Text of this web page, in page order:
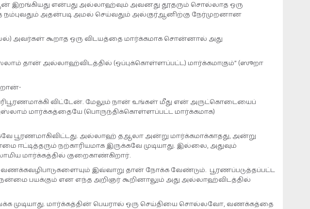
இறங்கியது என்பது அல்லாஹ்வும் அவனது தூதரும் சொல்லாத ஒரு
நம்புவதும் அதன்படி அமல் செய்வதும் அல்குர்ஆனிற்கு நேர்முறனான
அவர்கள் கூறாத ஒரு விடயத்தை மார்க்கமாக சொன்னால் அது
தான் அல்லாஹ்விடத்தில் (ஒப்புக்கொள்ளப்பட்ட) மார்க்கமாகும்” (ஸூறா
விட்டேன். மேலும் நான் உங்கள் மீது என் அருட்கொடையைப்
மார்க்கத்தையே (பொருந்திக்கொள்ளப்பட்ட மார்க்கமாக)
பூரணமாகிவிட்டது. அல்லாஹ் தஆலா அன்று மார்க்கமாக்காதது, அன்று
நற்காரியமாக இருக்கவே முடியாது. இல்லை, அதுவும்
மார்க்கத்தில் குறைகாண்கிறார்.
இவ்வாறு தான் நோக்க வேண்டும். பூரணப்படுத்தப்பட்ட
நன்மை பயக்கும் என எந்த அறிஞர் கூறினாலும் அது அல்லாஹ்விடத்தில்
முடியாது. மார்க்கத்தின் பெயரால் ஒரு செய்தியை சொல்லவோ, வணக்கத்தை